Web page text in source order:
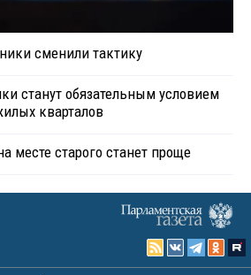
сменили тактику
станут обязательным условием
кварталов
месте старого станет проще